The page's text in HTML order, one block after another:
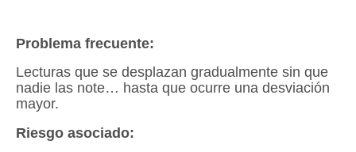
Problema frecuente:
Lecturas que se desplazan gradualmente sin que
nadie las note… hasta que ocurre una desviación
mayor.
Riesgo asociado: